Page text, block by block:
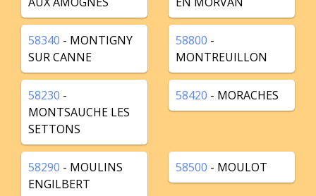
58340 - MONTIGNY
SUR CANNE
58800 -
MONTREUILLON
58230 -
MONTSAUCHE LES
SETTONS
58420 - MORACHES
58290 - MOULINS
ENGILBERT
58500 - MOULOT